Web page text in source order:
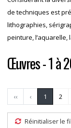
de techniques est
lithographies,
peinture,
Œuvres- 1 à
‹‹ ‹ 1 2
Réinitialiser le